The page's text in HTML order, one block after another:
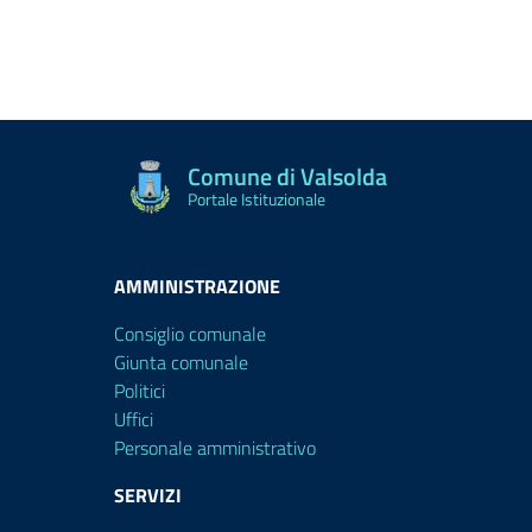
Comune di Valsolda
Portale Istituzionale
AMMINISTRAZIONE
Consiglio comunale
Giunta comunale
Politici
Uffici
Personale amministrativo
SERVIZI